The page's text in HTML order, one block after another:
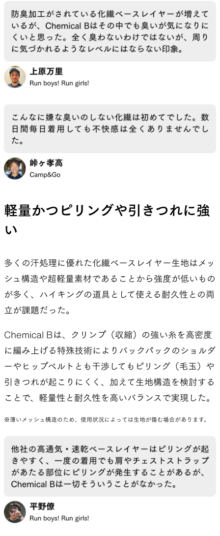
軽量かつピリングや引きつれに強
い
多くの汗処理に優れた化繊ベースレイヤー生地はメッ
シュ構造や超軽量素材であることから強度が低いもの
が多く、ハイキングの道具として使える耐久性との両
立が課題だった。
Chemical Bは、クリンプ（収縮）の強い糸を高密度
に編み上げる特殊技術によりバックパックのショルダ
ーやヒップベルトとも干渉してもピリング（毛玉）や
引きつれが起こりにくく、加えて生地構造を検討する
ことで、軽量性と耐久性を高いバランスで実現した。
※薄いメッシュ構造のため、使用状況によっては生地が傷む場合があります。